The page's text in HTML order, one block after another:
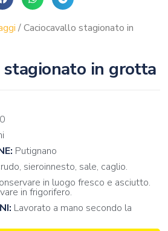
/ Caciocavallo stagionato in
stagionato in grotta
Putignano
sieroinnesto, sale, caglio.
in luogo fresco e asciutto.
in frigorifero.
Lavorato a mano secondo la